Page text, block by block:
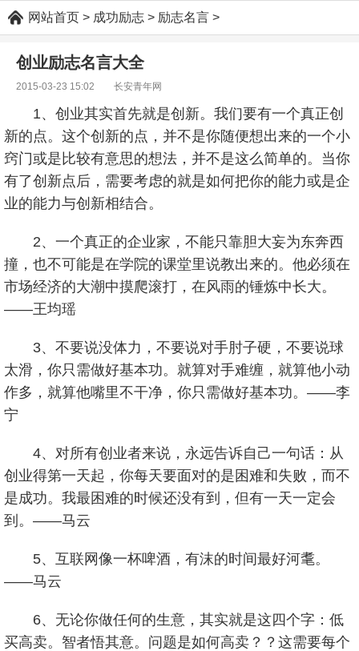
网站首页 > 成功励志 > 励志名言 >
创业励志名言大全
2015-03-23 15:02 长安青年网
1、创业其实首先就是创新。我们要有一个真正创
新的点。这个创新的点，并不是你随便想出来的一个小
窍门或是比较有意思的想法，并不是这么简单的。当你
有了创新点后，需要考虑的就是如何把你的能力或是企
业的能力与创新相结合。
2、一个真正的企业家，不能只靠胆大妄为东奔西
撞，也不可能是在学院的课堂里说教出来的。他必须在
市场经济的大潮中摸爬滚打，在风雨的锤炼中长大。
——王均瑶
3、不要说没体力，不要说对手肘子硬，不要说球
太滑，你只需做好基本功。就算对手难缠，就算他小动
作多，就算他嘴里不干净，你只需做好基本功。——李
宁
4、对所有创业者来说，永远告诉自己一句话：从
创业得第一天起，你每天要面对的是困难和失败，而不
是成功。我最困难的时候还没有到，但有一天一定会
到。——马云
5、互联网像一杯啤酒，有沫的时间最好河耄。
——马云
6、无论你做任何的生意，其实就是这四个字：低
买高卖。智者悟其意。问题是如何高卖？？这需要每个